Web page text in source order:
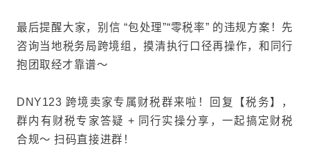
最后提醒大家，别信 “包处理”“零税率” 的违规方案！先
咨询当地税务局跨境组，摸清执行口径再操作，和同行
抱团取经才靠谱～
DNY123 跨境卖家专属财税群来啦！回复【税务】，
群内有财税专家答疑 + 同行实操分享，一起搞定财税
合规～ 扫码直接进群！